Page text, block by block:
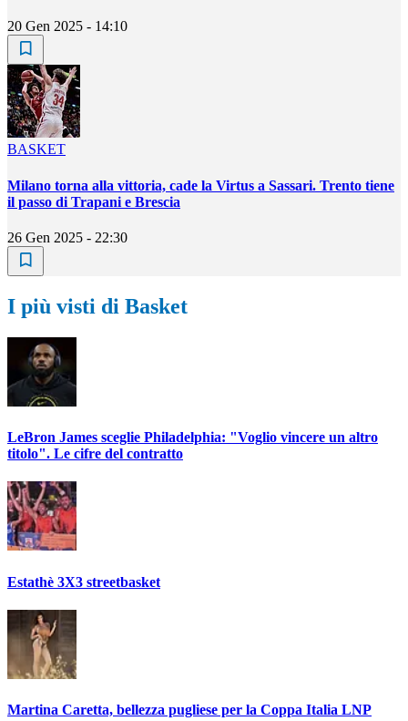
20 Gen 2025 - 14:10
BASKET
Milano torna alla vittoria, cade la Virtus a Sassari. Trento tiene
il passo di Trapani e Brescia
26 Gen 2025 - 22:30
I più visti di Basket
LeBron James sceglie Philadelphia: "Voglio vincere un altro
titolo". Le cifre del contratto
Estathè 3X3 streetbasket
Martina Caretta, bellezza pugliese per la Coppa Italia LNP